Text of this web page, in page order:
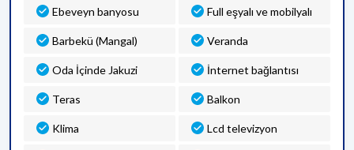
Ebeveyn banyosu Full eşyalı ve mobilyalı
Barbekü (Mangal) Veranda
Oda İçinde Jakuzi İnternet bağlantısı
Teras Balkon
Klima Lcd televizyon